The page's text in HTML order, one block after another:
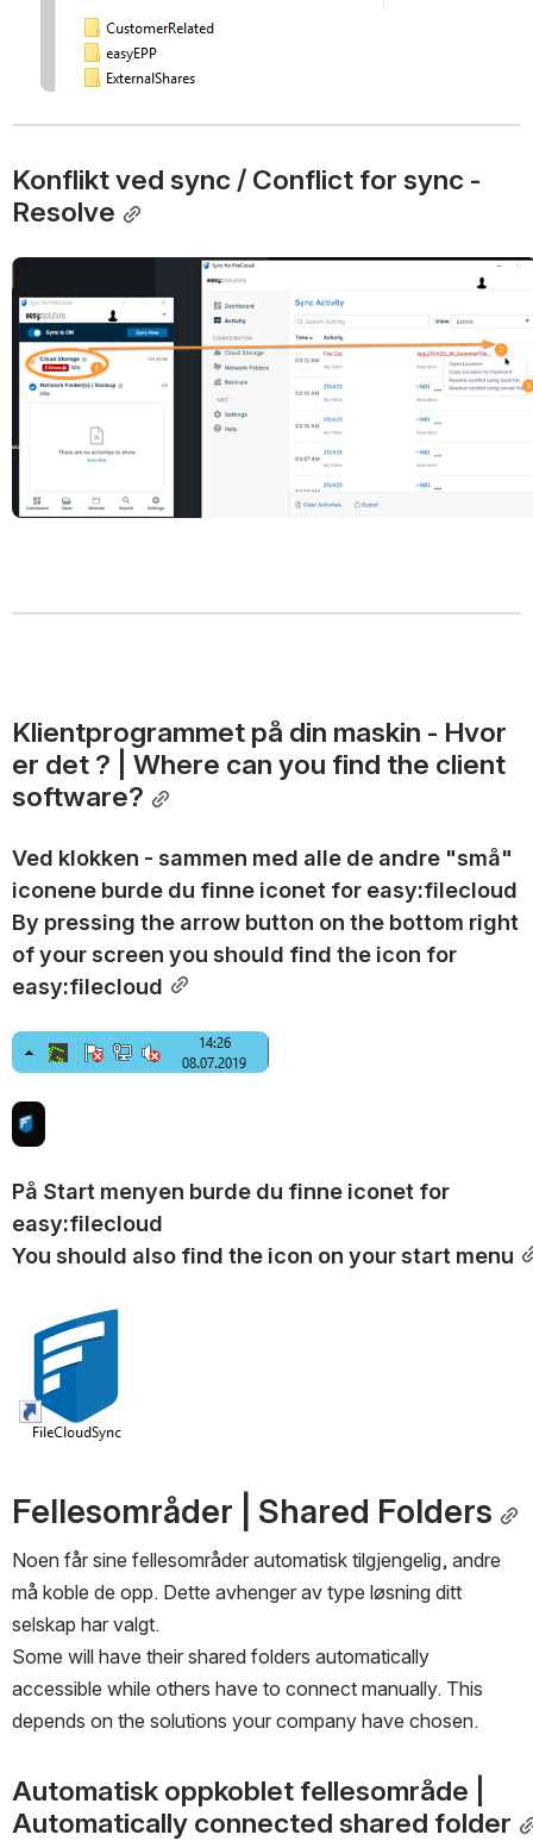
Konflikt ved sync / Conflict for sync -
Resolve
Klientprogrammet på din maskin - Hvor
er det ? | Where can you find the client
software?
Ved klokken - sammen med alle de andre "små"
iconene burde du finne iconet for easy:filecloud
By pressing the arrow button on the bottom right
of your screen you should find the icon for
easy:filecloud
Open
Open
På Start menyen burde du finne iconet for
easy:filecloud
You should also find the icon on your start menu
Fellesområder | Shared Folders
Noen får sine fellesområder automatisk tilgjengelig, andre
må koble de opp. Dette avhenger av type løsning ditt
selskap har valgt.
Some will have their shared folders automatically
accessible while others have to connect manually. This
depends on the solutions your company have chosen.
Automatisk oppkoblet fellesområde |
Automatically connected shared folder